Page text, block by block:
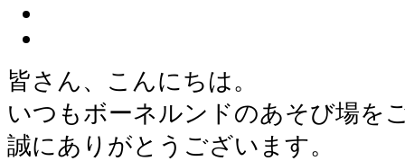
皆さん、こんにちは。
いつもボーネルンドのあそび場を
誠にありがとうございます。